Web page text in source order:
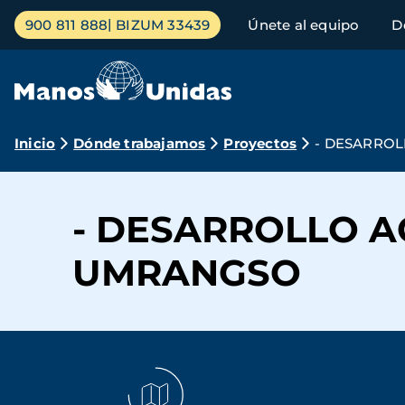
Pasar
contenido
Menú
principal
900 811 888 BIZUM 33439 Únete al equipo
Ruta
navegación
Inicio Dónde trabajamos Proyectos -
- DESARROLLO
UMRANGSO